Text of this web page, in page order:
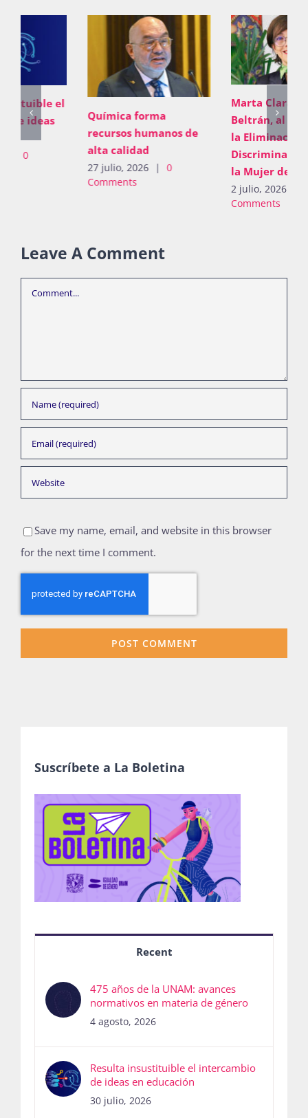
Química forma
recursos humanos de
alta calidad
|
0
Marta Clara Ferreyra
Beltrán, al Comité para
la Eliminación de la
Discriminación contra
la Mujer de la ONU
|
0
Leave A Comment
Comment
Save my name, email, and website in this browser
for the next time I comment.
Suscríbete a La Boletina
Recent
475 años de la UNAM: avances
normativos en materia de género
4 agosto, 2026
Resulta insustituible el intercambio
de ideas en educación
30 julio, 2026